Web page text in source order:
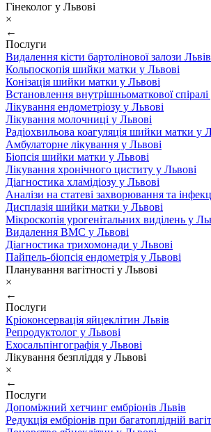
Гінеколог у Львові
×
←
Послуги
Видалення кісти бартолінової залози Львів
Кольпоскопія шийки матки у Львові
Конізація шийки матки у Львові
Встановлення внутрішньоматкової спіралі
Лікування ендометріозу у Львові
Лікування молочниці у Львові
Радіохвильова коагуляція шийки матки у
Амбулаторне лікування у Львові
Біопсія шийки матки у Львові
Лікування хронічного циститу у Львові
Діагностика хламідіозу у Львові
Аналізи на статеві захворювання та
Дисплазія шийки матки у Львові
Мікроскопія урогенітальних виділень у
Видалення ВМС у Львові
Діагностика трихомонади у Львові
Пайпель-біопсія ендометрія у Львові
Планування вагітності у Львові
×
←
Послуги
Кріоконсервація яйцеклітин Львів
Репродуктолог у Львові
Ехосальпінгографія у Львові
Лікування безпліддя у Львові
×
←
Послуги
Допоміжний хетчинг ембріонів Львів
Редукція ембріонів при багатоплідній